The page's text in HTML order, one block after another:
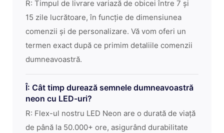
R: Timpul de livrare variază de obicei între 7 și
15 zile lucrătoare, în funcție de dimensiunea
comenzii și de personalizare. Vă vom oferi un
termen exact după ce primim detaliile comenzii
dumneavoastră.
Î: Cât timp durează semnele dumneavoastră
neon cu LED-uri?
R: Flex-ul nostru LED Neon are o durată de viață
de până la 50.000+ ore, asigurând durabilitate